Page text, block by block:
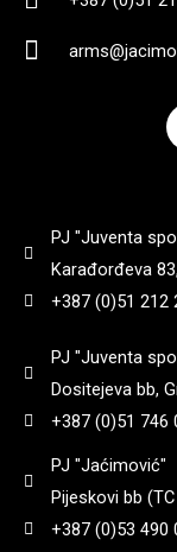
PJ "Juventa
Karađorđeva
+387 (0)51 212
PJ "Juventa
Dositejeva bb,
+387 (0)51 746
PJ "Jaćimović"
Pijeskovi bb
+387 (0)53 490